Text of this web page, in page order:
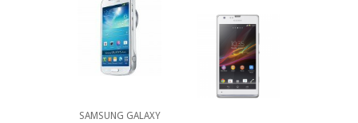
SAMSUNG GALAXY